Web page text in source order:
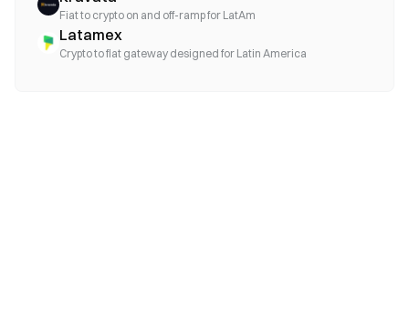
Fiat to crypto on and off-ramp for LatAm
Latamex
Crypto to fiat gateway designed for Latin America